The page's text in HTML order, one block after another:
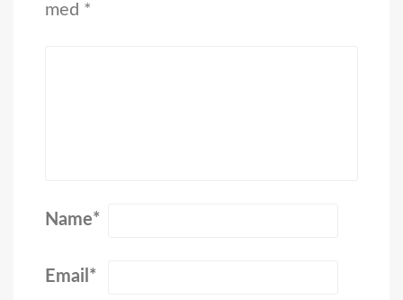
med *
Name*
Email *